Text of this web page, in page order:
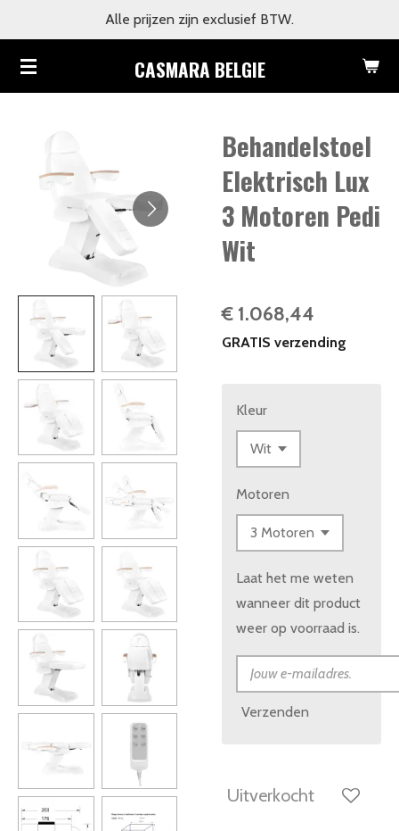
naar
de
CASMARA BELGIE
Alle prijzen zijn exclusief BTW.
Behandelstoel
Elektrisch Lux
3 Motoren Pedi
Wit
€ 1.068,44
GRATIS verzending
Kleur
Motoren
Laat het me weten
wanneer dit product
weer op voorraad is.
Verzenden
Uitverkocht